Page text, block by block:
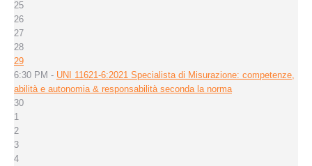
25
26
27
28
29
6:30 PM - UNI 11621-6:2021 Specialista di Misurazione: competenze,
abilità e autonomia & responsabilità seconda la norma
30
1
2
3
4